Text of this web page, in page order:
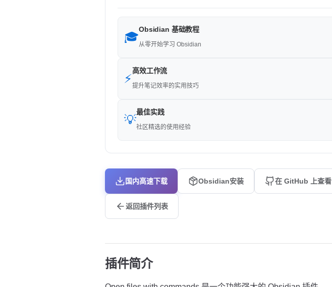
🎓
Obsidian 基础教程
从零开始学习 Obsidian
⚡
高效工作流
提升笔记效率的实用技巧
💡
最佳实践
社区精选的使用经验
国内高速下载 Obsidian安装 在 GitHub 上查看
返回插件列表
插件简介